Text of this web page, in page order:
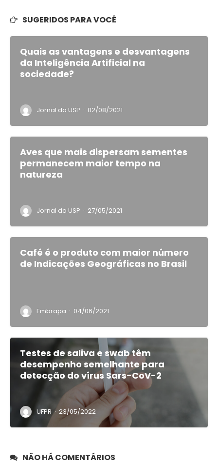
SUGERIDOS PARA VOCÊ
Quais as vantagens e desvantagens
da Inteligência Artificial na
sociedade?
Jornal da USP · 02/08/2021
Aves que mais dispersam sementes
permanecem maior tempo na
natureza
Jornal da USP · 27/05/2021
Café é o produto com maior número
de Indicações Geográficas no Brasil
Embrapa · 04/06/2021
Testes de saliva e swab têm
desempenho semelhante para
detecção do vírus Sars-CoV-2
UFPR · 23/05/2022
NÃO HÁ COMENTÁRIOS